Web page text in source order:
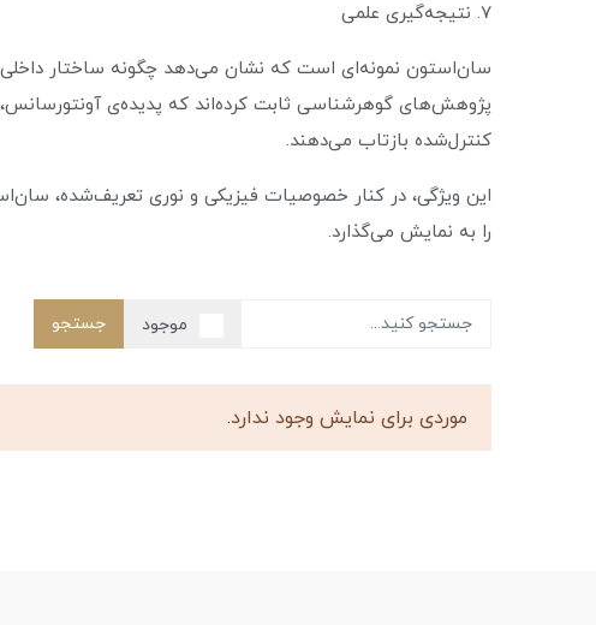
۷. نتیجه‌گیری علمی
سان‌استون نمونه‌ای است که نشان می‌دهد چگونه ساختار داخلی
پژوهش‌های گوهرشناسی ثابت کرده‌اند که پدیده‌ی
کنترل‌شده بازتاب می‌دهند.
این ویژگی، در کنار خصوصیات فیزیکی و نوری تعریف‌شده،
را به نمایش می‌گذارد.
موجود جستجو
موردی برای نمایش وجود ندارد.